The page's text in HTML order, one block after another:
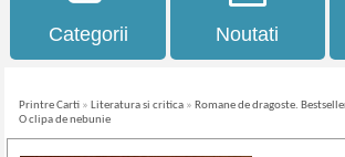
Categorii Noutati
Printre Carti » Literatura si critica » Romane de dragoste.
O clipa de nebunie